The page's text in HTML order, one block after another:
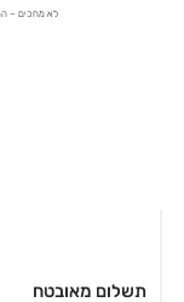
לא מחכים –
תשלום מאובטח